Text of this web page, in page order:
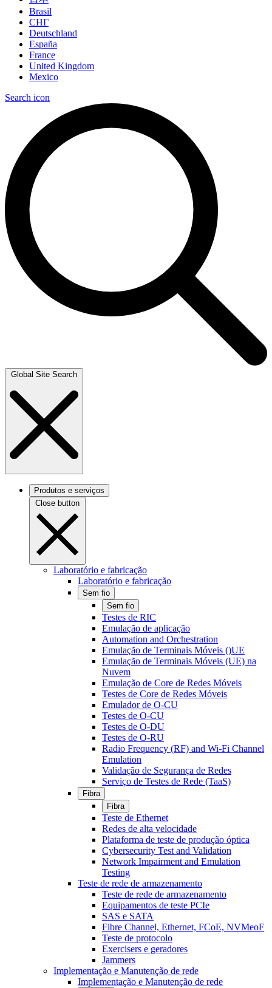
Brasil
СНГ
Deutschland
España
France
United Kingdom
Mexico
Search icon
Global Site Search
Produtos e serviços
Close button
Laboratório e fabricação
Laboratório e fabricação
Sem fio
Sem fio
Testes de RIC
Emulação de aplicação
Automation and Orchestration
Emulação de Terminais Móveis ()UE
Emulação de Terminais Móveis (UE) na
Nuvem
Emulação de Core de Redes Móveis
Testes de Core de Redes Móveis
Emulador de O-CU
Testes de O-CU
Testes de O-DU
Testes de O-RU
Radio Frequency (RF) and Wi-Fi Channel
Emulation
Validação de Segurança de Redes
Serviço de Testes de Rede (TaaS)
Fibra
Fibra
Teste de Ethernet
Redes de alta velocidade
Plataforma de teste de produção óptica
Cybersecurity Test and Validation
Network Impairment and Emulation
Testing
Teste de rede de armazenamento
Teste de rede de armazenamento
Equipamentos de teste PCIe
SAS e SATA
Fibre Channel, Ethernet, FCoE, NVMeoF
Teste de protocolo
Exercisers e geradores
Jammers
Implementação e Manutenção de rede
Implementação e Manutenção de rede